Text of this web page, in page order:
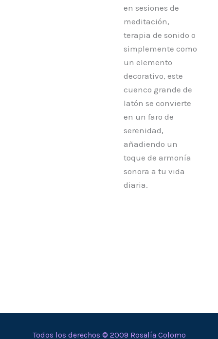
en sesiones de
meditación,
terapia de sonido o
simplemente como
un elemento
decorativo, este
cuenco grande de
latón se convierte
en un faro de
serenidad,
añadiendo un
toque de armonía
sonora a tu vida
diaria.
Todos los derechos © 2009 Rosalía Colomo